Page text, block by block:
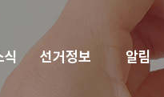
식 선거정보 알림